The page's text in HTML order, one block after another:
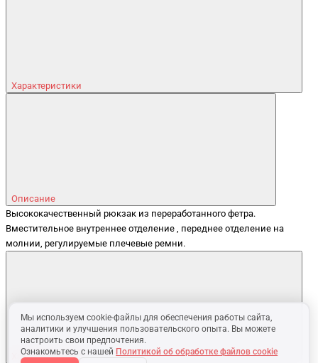
Мы используем cookie-файлы для обеспечения работы сайта,
аналитики и улучшения пользовательского опыта. Вы можете
настроить свои предпочтения.
Ознакомьтесь с нашей Политикой об обработке файлов cookie
Характеристики
Описание
Высококачественный рюкзак из переработанного фетра.
Вместительное внутреннее отделение , переднее отделение на
молнии, регулируемые плечевые ремни.
Характеристики